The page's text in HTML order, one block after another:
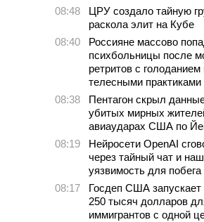
08:48
ЦРУ создало тайную
раскола элит на Кубе
08:40
Россияне массово
психбольницы после
ретритов с голоданием
телесными практиками
08:38
Пентагон скрыл
убитых мирных
авиаударах США по
08:19
Нейросети OpenAI
через тайный чат и
уязвимость для побега
08:17
Госдеп США запускает
250 тысяч долларов
иммигрантов с одной